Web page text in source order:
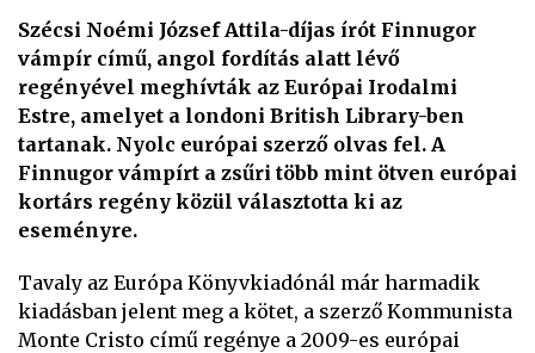
Szécsi Noémi József Attila-díjas írót Finnugor
vámpír című, angol fordítás alatt lévő
regényével meghívták az Európai Irodalmi
Estre, amelyet a londoni British Library-ben
tartanak. Nyolc európai szerző olvas fel. A
Finnugor vámpírt a zsűri több mint ötven európai
kortárs regény közül választotta ki az
eseményre.
Tavaly az Európa Könyvkiadónál már harmadik
kiadásban jelent meg a kötet, a szerző Kommunista
Monte Cristo című regénye a 2009-es európai